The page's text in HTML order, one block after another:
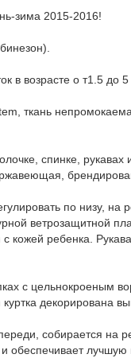
зима 2015-2016!
в возрасте о т1.5 до
ткань
спинке, рукавах
по низу,
ветрозащитной
кожей ребенка.
с цельнокроеным
декорирована
собирается на
обеспечивает лучшую